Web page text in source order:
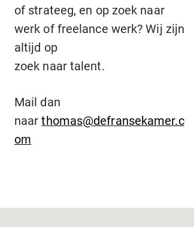
of strateeg, en op zoek naar
werk of freelance werk? Wij zijn
altijd op
zoek naar talent.
Mail dan
naarthomas@defransekamer.c
om